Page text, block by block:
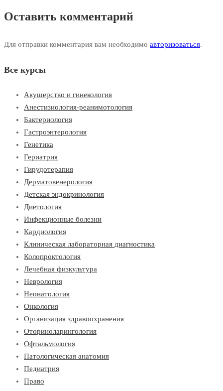
Оставить комментарий
Для отправки комментария вам необходимо авторизоваться.
Все курсы
Акушерство и гинекология
Анестизиология-реанимотология
Бактериология
Гастроэнтерология
Генетика
Гериатрия
Гирудотерапия
Дерматовенерология
Детская эндокринология
Диетология
Инфекционные болезни
Кардиология
Клиническая лабораторная диагностика
Колопроктология
Лечебная физкультура
Неврология
Неонатология
Онкология
Организация здравоохранения
Оториноларингология
Офтальмология
Патологическая анатомия
Педиатрия
Право